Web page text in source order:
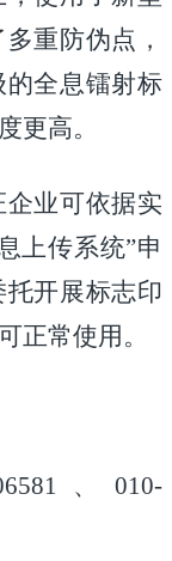
重防伪点，
的全息镭射标
更高。
业可依据实
上传系统”申
开展标志印
正常使用。
、010-